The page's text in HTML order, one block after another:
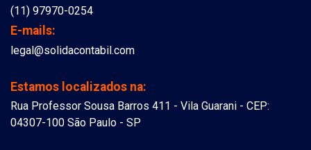
(11) 97970-0254
E-mails:
legal@solidacontabil.com
Estamos localizados na:
Rua Professor Sousa Barros 411 - Vila Guarani - CEP:
04307-100 São Paulo - SP